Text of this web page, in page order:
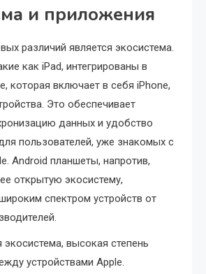
и приложения
различий является экосистема.
как iPad, интегрированы в
которая включает в себя iPhone,
Это обеспечивает
данных и удобство
пользователей, уже знакомых с
Android планшеты, напротив,
открытую экосистему,
спектром устройств от
экосистема, высокая степень
устройствами Apple.